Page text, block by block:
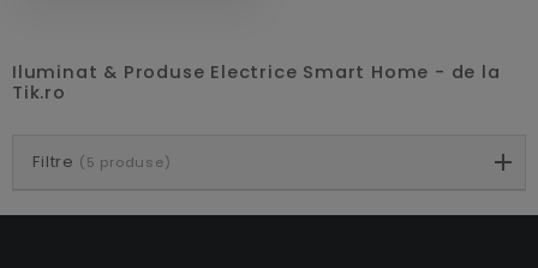
Filtre (5 produse)
Iluminat & Produse Electrice Smart Home - de la
Tik.ro